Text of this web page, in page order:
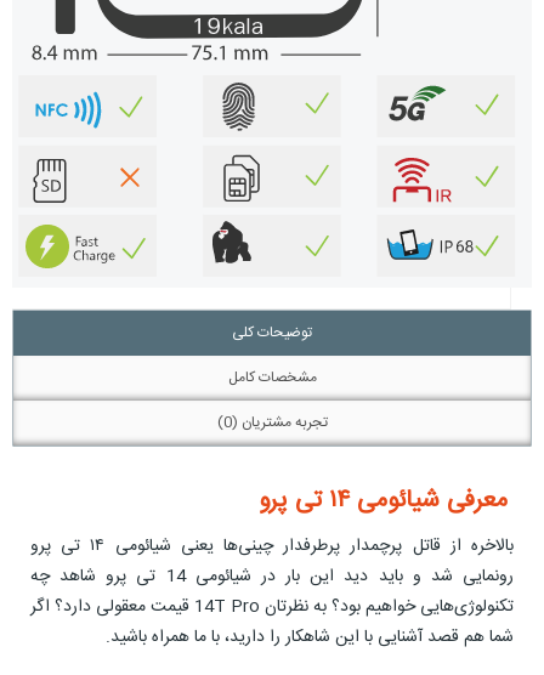
توضیحات کلی
مشخصات کامل
تجربه مشتریان (0)
معرفی شیائومی ۱۴ تی پرو
بالاخره از قاتل پرچمدار پرطرفدار چینی‌ها یعنی شیائومی ۱۴ تی پرو
رونمایی شد و باید دید این بار در شیائومی 14 تی پرو شاهد چه
تکنولوژی‌هایی خواهیم بود؟ به نظرتان 14T Pro قیمت معقولی دارد؟ اگر
شما هم قصد آشنایی با این شاهکار را دارید، با ما همراه باشید.